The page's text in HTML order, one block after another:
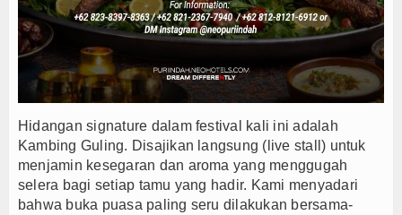
Hidangan signature dalam festival kali ini adalah
Kambing Guling. Disajikan langsung (live stall) untuk
menjamin kesegaran dan aroma yang menggugah
selera bagi setiap tamu yang hadir. Kami menyadari
bahwa buka puasa paling seru dilakukan bersama-